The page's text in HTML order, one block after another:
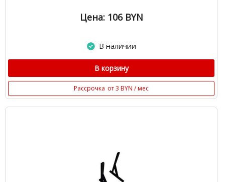
Цена: 106 BYN
В наличии
В корзину
Рассрочка от 3 BYN / мес